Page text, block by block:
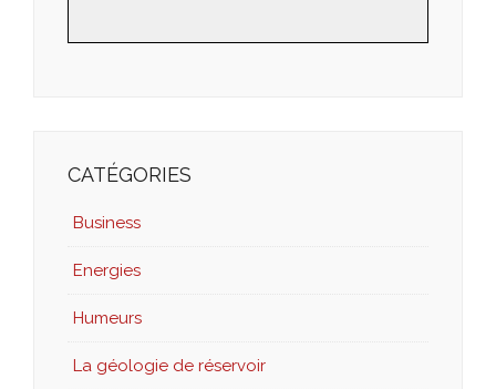
CATÉGORIES
Business
Energies
Humeurs
La géologie de réservoir